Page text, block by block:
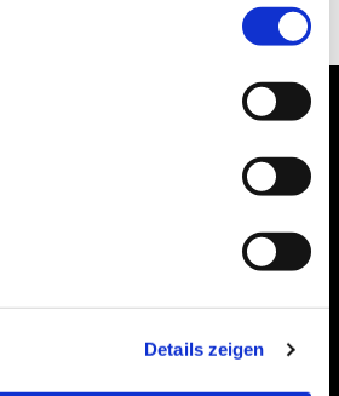
Details zeigen
Sie Marketing-Cookies,